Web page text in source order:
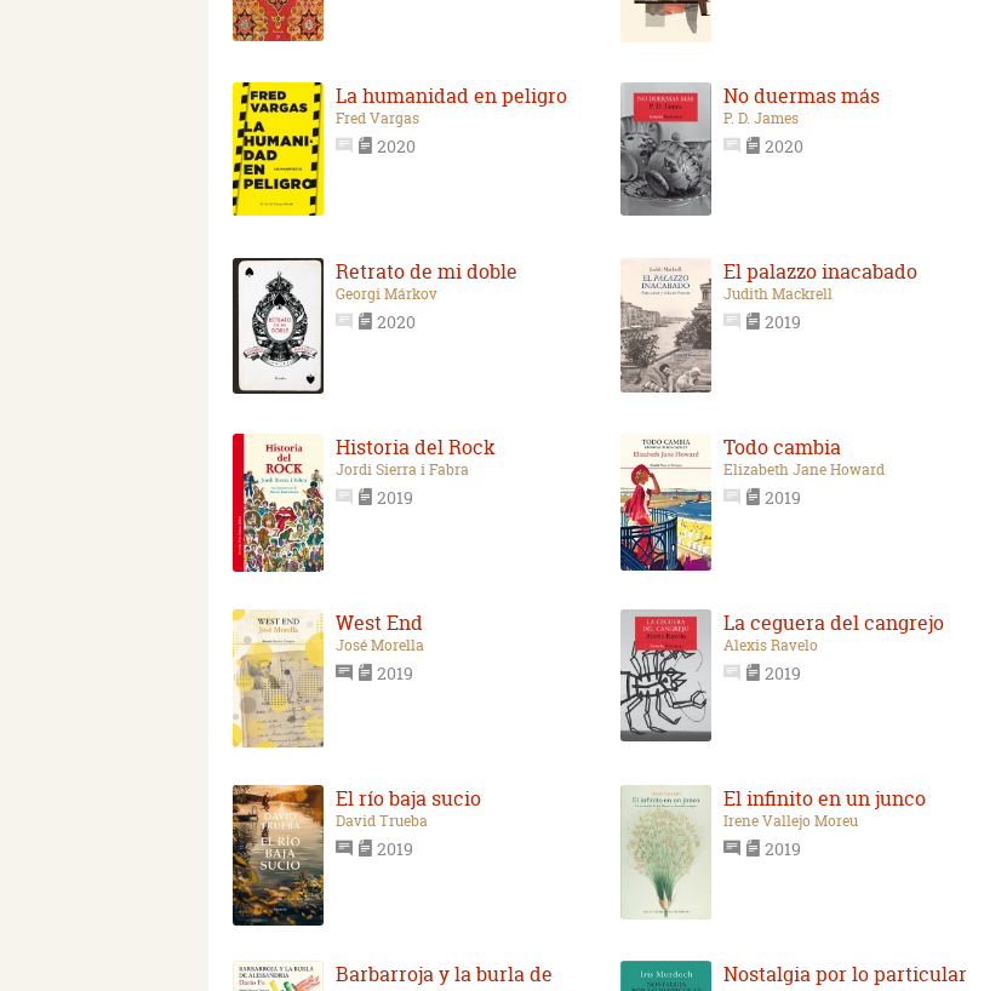
La humanidad en peligro
Fred Vargas
2020
No duermas más
P. D. James
2020
Retrato de mi doble
Georgi Márkov
2020
El palazzo inacabado
Judith Mackrell
2019
Historia del Rock
Jordi Sierra i Fabra
2019
Todo cambia
Elizabeth Jane Howard
2019
West End
José Morella
2019
La ceguera del cangrejo
Alexis Ravelo
2019
El río baja sucio
David Trueba
2019
El infinito en un junco
Irene Vallejo Moreu
2019
Barbarroja y la burla de
Nostalgia por lo particular